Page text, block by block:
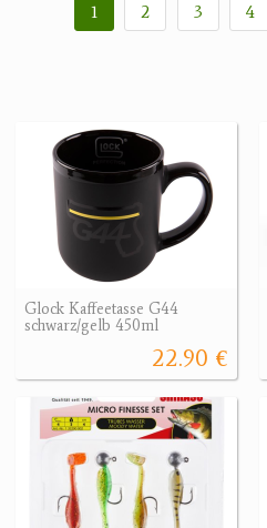
1 2 3 4
Glock Kaffeetasse G44
schwarz/gelb 450ml
22.90 €